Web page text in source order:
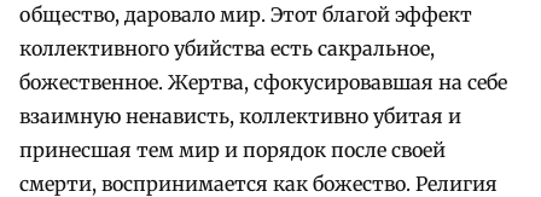
общество, даровало мир. Этот благой эффект
коллективного убийства есть сакральное,
божественное. Жертва, сфокусировавшая на себе
взаимную ненависть, коллективно убитая и
принесшая тем мир и порядок после своей
смерти, воспринимается как божество. Религия